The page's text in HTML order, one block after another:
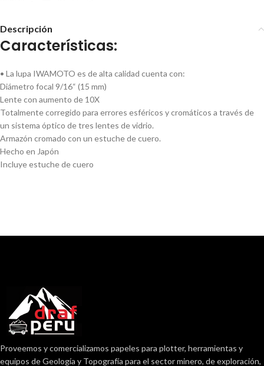
Descripción
Características:
• La lupa IWAMOTO es de alta calidad cuenta con:
Diámetro focal 9/16“ (15 mm)
Lente con aumento de 10X
Totalmente corregido para errores esféricos y cromáticos a través de
un sistema óptico de tres lentes de vidrio.
Armazón cromado con un estuche de cuero.
Hecho en Japón
Incluye estuche de cuero
Proveemos y comercializamos papeles para plotter, herramientas y
equipos de Geología y Topografía para el sector minero, de exploración,